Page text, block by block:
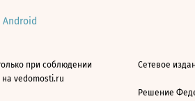
Android
при соблюдении
на vedomosti.ru
Сетевое
Решение